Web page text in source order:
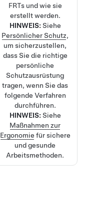
FRTs und wie sie
erstellt werden.
HINWEIS: Siehe
Persönlicher Schutz,
um sicherzustellen,
dass Sie die richtige
persönliche
Schutzausrüstung
tragen, wenn Sie das
folgende Verfahren
durchführen.
HINWEIS: Siehe
Maßnahmen zur
Ergonomie für sichere
und gesunde
Arbeitsmethoden.